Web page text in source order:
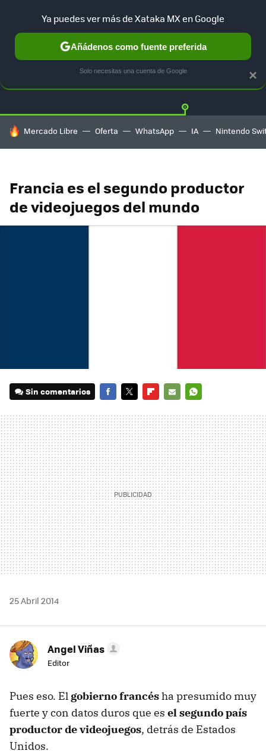
Twitter
HOY SE HABLA DE
Mercado Libre Oferta WhatsApp IA Nintendo
Francia es el segundo productor
de videojuegos del mundo
Sin comentarios
MAIL
25 Abril 2014
Angel Viñas
Editor
Pues eso. El gobierno francésha presumido muy
fuerte y con datos duros que es el segundo país
productor de videojuegos, detrás de Estados
Unidos.
×
Ya puedes ver más de Xataka MX en Google
Añádenos como fuente preferida
Solo necesitas una cuenta de Google